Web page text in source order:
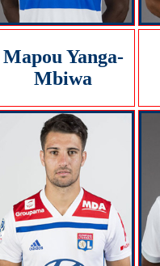
Mapou Yanga-
Mbiwa